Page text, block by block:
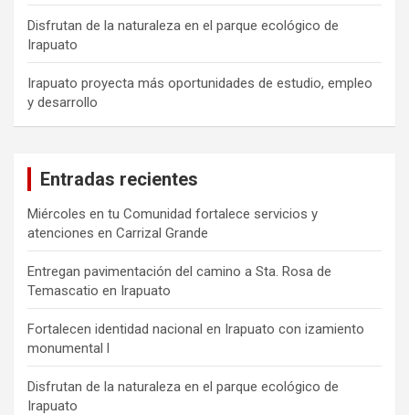
Disfrutan de la naturaleza en el parque ecológico de
Irapuato
Irapuato proyecta más oportunidades de estudio, empleo
y desarrollo
Entradas recientes
Miércoles en tu Comunidad fortalece servicios y
atenciones en Carrizal Grande
Entregan pavimentación del camino a Sta. Rosa de
Temascatio en Irapuato
Fortalecen identidad nacional en Irapuato con izamiento
monumental l
Disfrutan de la naturaleza en el parque ecológico de
Irapuato